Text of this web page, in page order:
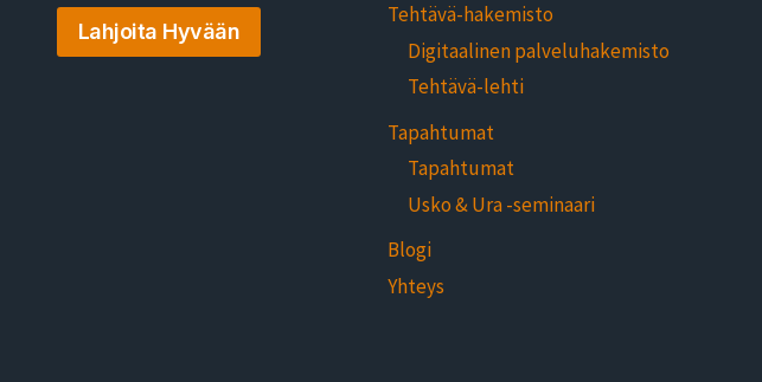
Lahjoita Hyvään
Tehtävä-hakemisto
Digitaalinen palveluhakemisto
Tehtävä-lehti
Tapahtumat
Tapahtumat
Usko & Ura -seminaari
Blogi
Yhteys